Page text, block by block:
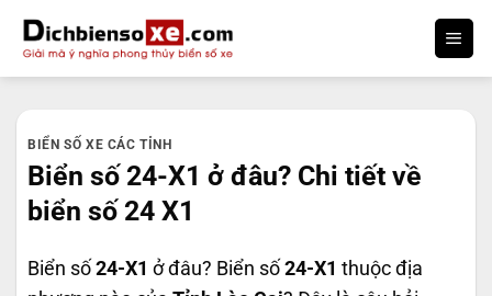
qua
nội
BIỂN SỐ XE CÁC TỈNH
Biển số 24-X1 ở đâu? Chi tiết về
biển số 24 X1
Biển số 24-X1 ở đâu? Biển số 24-X1 thuộc địa